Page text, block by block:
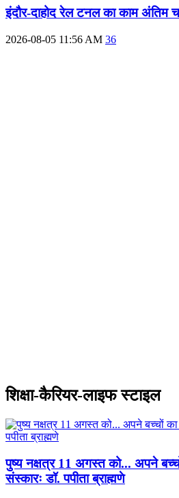
इंदौर-दाहोद रेल टनल का काम अंतिम
2026-08-05 11:56 AM 36
शिक्षा-कैरियर-लाइफ स्टाइल
पुष्य नक्षत्र 11 अगस्त को... अपने
संस्कारः डॉ. पपीता ब्राह्मणे